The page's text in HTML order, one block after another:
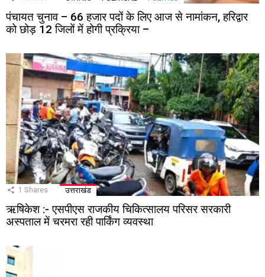
पंचायत चुनाव – 66 हजार पदों के लिए आज से नामांकन, हरिद्वार
को छोड़ 12 जिलों में होगी प्रक्रिया –
1 Shares उत्तराखंड
ऋषिकेश :- एसपीएस राजकीय चिकित्सालय परिसर सरकारी
अस्पताल में चरमरा रही पार्किंग व्यवस्था